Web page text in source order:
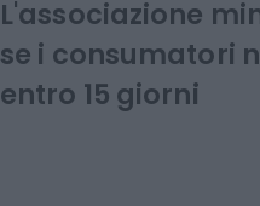
L'associazione
se i consumatori
entro 15 giorni